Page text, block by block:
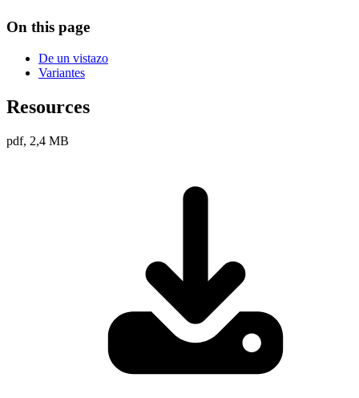
On this page
De un vistazo
Variantes
Resources
pdf, 2,4 MB